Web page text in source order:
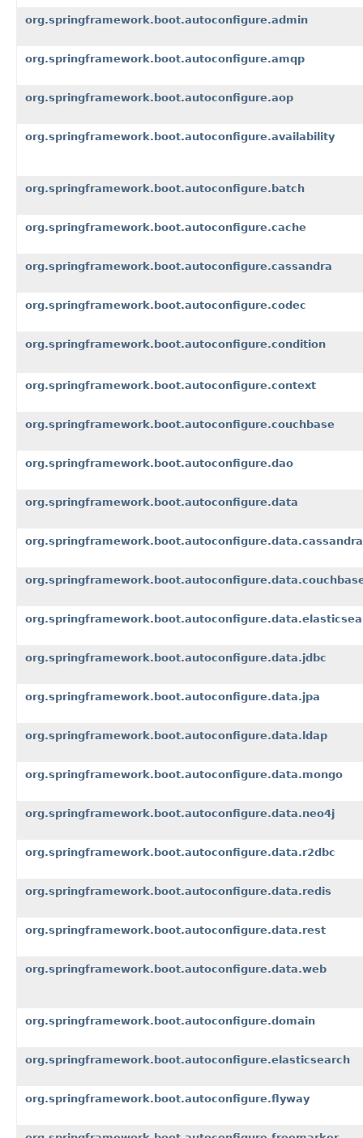
org.springframework.boot.autoconfigure.admin
org.springframework.boot.autoconfigure.amqp
org.springframework.boot.autoconfigure.aop
org.springframework.boot.autoconfigure.availability
org.springframework.boot.autoconfigure.batch
org.springframework.boot.autoconfigure.cache
org.springframework.boot.autoconfigure.cassandra
org.springframework.boot.autoconfigure.codec
org.springframework.boot.autoconfigure.condition
org.springframework.boot.autoconfigure.context
org.springframework.boot.autoconfigure.couchbase
org.springframework.boot.autoconfigure.dao
org.springframework.boot.autoconfigure.data
org.springframework.boot.autoconfigure.data.cassandra
org.springframework.boot.autoconfigure.data.jdbc
org.springframework.boot.autoconfigure.data.jpa
org.springframework.boot.autoconfigure.data.ldap
org.springframework.boot.autoconfigure.data.mongo
org.springframework.boot.autoconfigure.data.neo4j
org.springframework.boot.autoconfigure.data.r2dbc
org.springframework.boot.autoconfigure.data.redis
org.springframework.boot.autoconfigure.data.rest
org.springframework.boot.autoconfigure.data.web
org.springframework.boot.autoconfigure.domain
org.springframework.boot.autoconfigure.elasticsearch
org.springframework.boot.autoconfigure.flyway